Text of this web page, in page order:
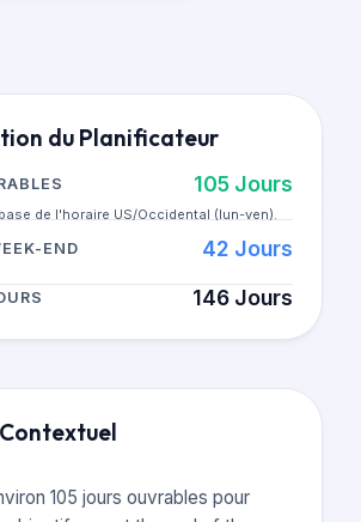
du Planificateur
105 Jours
de l'horaire US/Occidental (lun-ven).
END 42 Jours
146 Jours
105 jours ouvrables pour